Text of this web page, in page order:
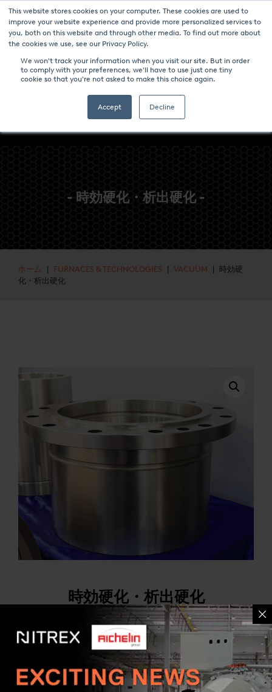
This website stores cookies on your computer. These cookies are used to
improve your website experience and provide more personalized services to
you, both on this website and through other media. To find out more about
the cookies we use, see our Privacy Policy.
We won't track your information when you visit our site. But in order
to comply with your preferences, we'll have to use just one tiny
cookie so that you're not asked to make this choice again.
Accept Decline
パンフレットのダウンロード-炉と技術キャリア
コンタクト
- 時効硬化・析出硬化 -
ホーム FURNACES & TECHNOLOGIES VACUUM | 時効硬
化・析出硬化
時効硬化・析出硬化
時効硬化または析出硬化（またはエイジング）
とは、合金の化学的性質を変えることなく、部
品を適度に高温に保つことによって起こる材料
特性の変化（一般的には硬化）です。